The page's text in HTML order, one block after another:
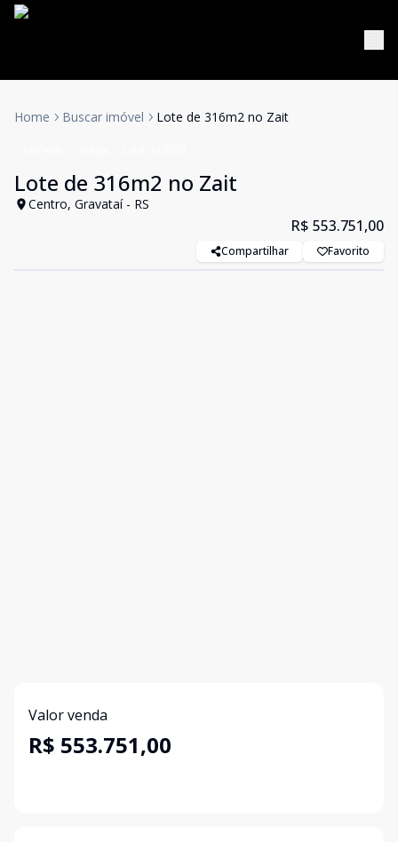
Home Buscar imóvel Lote de 316m2 no Zait
Lote de 316m2 no Zait
Centro, Gravataí - RS
R$ 553.751,00
Compartilhar Favorito
Valor venda
R$ 553.751,00